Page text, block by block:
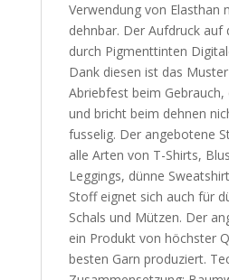
Verwendung von Elasthan
dehnbar. Der Aufdruck auf
durch Pigmenttinten
Dank diesen ist das
Abriebfest beim
und bricht beim dehnen
fusselig. Der angebotene
alle Arten von T-Shirts,
Leggings, dünne
Stoff eignet sich auch für
Schals und Mützen. Der
ein Produkt von höchster
besten Garn produziert.